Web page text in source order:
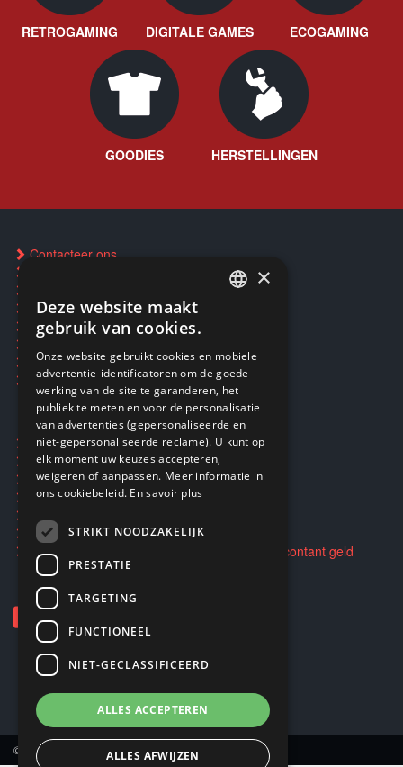
RETROGAMING DIGITALE GAMES ECOGAMING
GOODIES HERSTELLINGEN
Contacteer ons
Inkoop Pokémon-kaarten
Reservering via SMS
Reparaties & After-sales
Smartpunten
Ecogaming
Verzending en retouren
Privacybeleid
Algemene voorwaarden
Opkopen en doorverkopen van spellen voor contant geld
© Copyright 2026 Smartoys SA.
DUTCH
ENGLISH
×
Deze website maakt
gebruik van cookies.
Onze website gebruikt cookies en mobiele
advertentie-identificatoren om de goede
werking van de site te garanderen, het
publiek te meten en voor de personalisatie
van advertenties (gepersonaliseerde en
niet-gepersonaliseerde reclame). U kunt op
elk moment uw keuzes accepteren,
weigeren of aanpassen. Meer informatie in
ons cookiebeleid. En savoir plus
STRIKT NOODZAKELIJK
PRESTATIE
TARGETING
FUNCTIONEEL
NIET-GECLASSIFICEERD
ALLES ACCEPTEREN
ALLES AFWIJZEN